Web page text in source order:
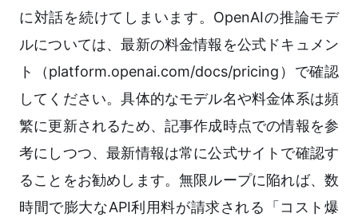
に対話を続けてしまいます。OpenAIの推論モデ
ルについては、最新の料金情報を公式ドキュメン
ト（platform.openai.com/docs/pricing）で確認
してください。具体的なモデル名や料金体系は頻
繁に更新されるため、記事作成時点での情報を参
考にしつつ、最新情報は常に公式サイトで確認す
ることをお勧めします。無限ループに陥れば、数
時間で膨大なAPI利用料が請求される「コスト爆